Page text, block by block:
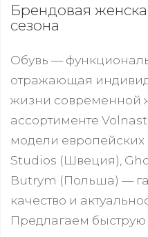
Брендовая
сезона
Обувь —
отражающая
жизни современной
ассортименте
модели европейских
Studios (Швеция),
Butrym (Польша) —
качество и
Предлагаем быструю